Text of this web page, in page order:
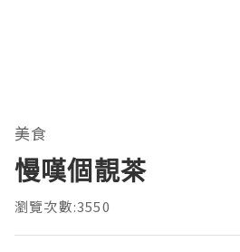
美食
慢嘆個靚茶
瀏覽次數:3550